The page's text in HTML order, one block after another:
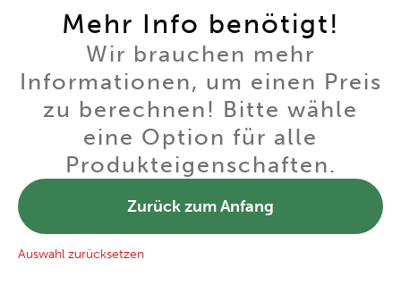
Mehr Info benötigt!
Wir brauchen mehr
Informationen, um einen Preis
zu berechnen! Bitte wähle
eine Option für alle
Produkteigenschaften.
Zurück zum Anfang
Auswahl zurücksetzen